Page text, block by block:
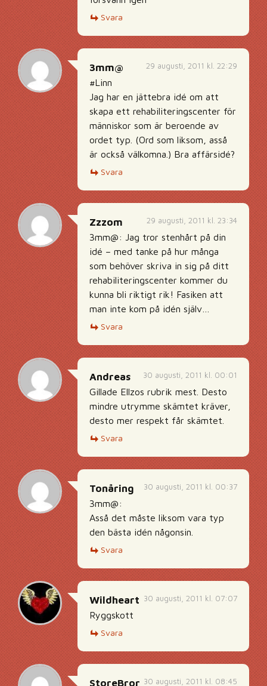
Svara
29 augusti, 2011 kl. 22:29
3mm@
#Linn
Jag har en jättebra idé om att
skapa ett rehabiliteringscenter för
människor som är beroende av
ordet typ. (Ord som liksom, asså
är också välkomna.) Bra affärsidé?
Svara
29 augusti, 2011 kl. 23:34
Zzzom
3mm@: Jag tror stenhårt på din
idé – med tanke på hur många
som behöver skriva in sig på ditt
rehabiliteringscenter kommer du
kunna bli riktigt rik! Fasiken att
man inte kom på idén själv…
Svara
30 augusti, 2011 kl. 00:01
Andreas
Gillade Ellzos rubrik mest. Desto
mindre utrymme skämtet kräver,
desto mer respekt får skämtet.
Svara
30 augusti, 2011 kl. 00:37
Tonåring
3mm@:
Asså det måste liksom vara typ
den bästa idén någonsin.
Svara
30 augusti, 2011 kl. 07:07
Wildheart
Ryggskott
Svara
30 augusti, 2011 kl. 08:45
StoreBror